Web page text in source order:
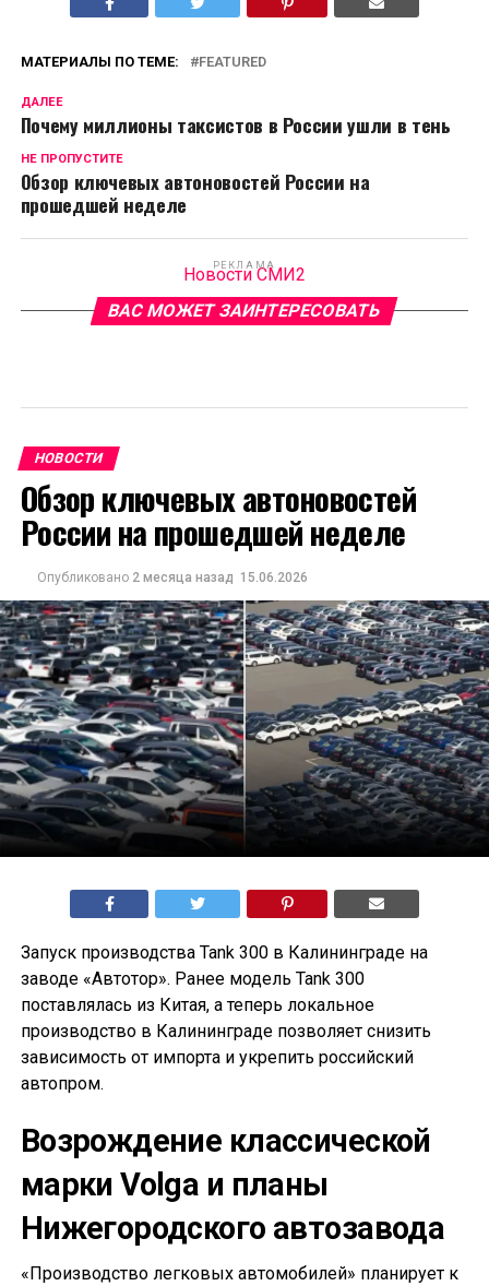
МАТЕРИАЛЫ ПО ТЕМЕ: FEATURED
ДАЛЕЕ
Почему миллионы таксистов в России ушли в тень
НЕ ПРОПУСТИТЕ
Обзор ключевых автоновостей России на
прошедшей неделе
РЕКЛАМА
Новости СМИ2
ВАС МОЖЕТ ЗАИНТЕРЕСОВАТЬ
НОВОСТИ
Обзор ключевых автоновостей
России на прошедшей неделе
Опубликовано 2 месяца назад 15.06.2026
Запуск производства Tank 300 в Калининграде на
заводе «Автотор». Ранее модель Tank 300
поставлялась из Китая, а теперь локальное
производство в Калининграде позволяет снизить
зависимость от импорта и укрепить российский
автопром.
Возрождение классической
марки Volga и планы
Нижегородского автозавода
«Производство легковых автомобилей» планирует к